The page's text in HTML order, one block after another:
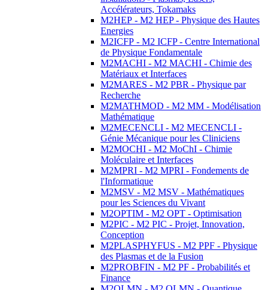
Accélérateurs, Tokamaks
M2HEP - M2 HEP - Physique des Hautes
Energies
M2ICFP - M2 ICFP - Centre International
de Physique Fondamentale
M2MACHI - M2 MACHI - Chimie des
Matériaux et Interfaces
M2MARES - M2 PBR - Physique par
Recherche
M2MATHMOD - M2 MM - Modélisation
Mathématique
M2MECENCLI - M2 MECENCLI -
Génie Mécanique pour les Cliniciens
M2MOCHI - M2 MoChI - Chimie
Moléculaire et Interfaces
M2MPRI - M2 MPRI - Fondements de
l'Informatique
M2MSV - M2 MSV - Mathématiques
pour les Sciences du Vivant
M2OPTIM - M2 OPT - Optimisation
M2PIC - M2 PIC - Projet, Innovation,
Conception
M2PLASPHYFUS - M2 PPF - Physique
des Plasmas et de la Fusion
M2PROBFIN - M2 PF - Probabilités et
Finance